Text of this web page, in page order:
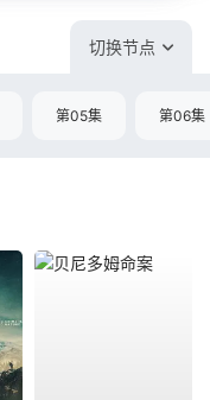
切换节点
第05集 第06集